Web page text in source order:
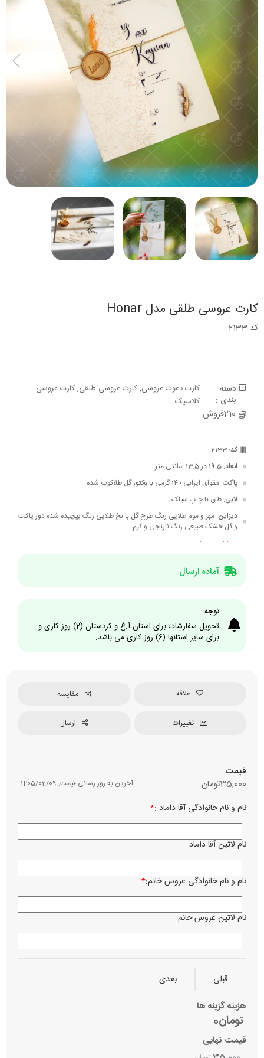
کارت عروسی طلقی مدل Honar
کد 2133
دسته
بندی :
کارت دعوت عروسی,کارت عروسی طلقی,کارت عروسی
کلاسیک
210فروش
کد: 2133
ابعاد: 19.5 در 13.5 سانتی متر
پاکت: مقوای ایرانی 140 گرمی با وکتور گل طلاکوب شده
لایی: طلق با چاپ سیلک
دیزاین: مهر و موم طلایی رنگ طرح گل با نخ طلایی رنگ پیچیده شده دور پاکت
و گل خشک طبیعی رنگ نارنجی و کرم
مشاهده بیشتر...
آماده ارسال
توجه
تحویل سفارشات برای استان آ.غ و کردستان (2) روز کاری و
برای سایر استانها (6) روز کاری می باشد.
علاقه مقایسه
تغییرات ارسال
قیمت
تومان35,000 آخرین به روز رسانی قیمت: 1405/02/09
*نام و نام خانوادگی آقا داماد :
نام لاتین آقا داماد :
*نام و نام خانوادگی عروس خانم:
نام لاتین عروس خانم :
قبلی بعدی
هزینه گزینه ها
تومان0
قیمت نهایی